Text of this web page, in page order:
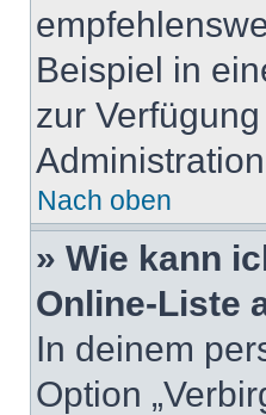
Beispiel in
zur
Nach oben
» Wie kann
Online-Liste
In deinem
Option